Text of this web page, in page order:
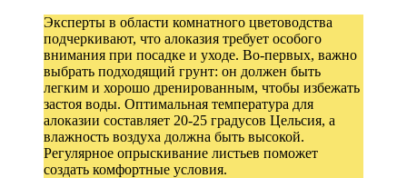
Эксперты в области комнатного цветоводства
подчеркивают, что алоказия требует особого
внимания при посадке и уходе. Во-первых, важно
выбрать подходящий грунт: он должен быть
легким и хорошо дренированным, чтобы избежать
застоя воды. Оптимальная температура для
алоказии составляет 20-25 градусов Цельсия, а
влажность воздуха должна быть высокой.
Регулярное опрыскивание листьев поможет
создать комфортные условия.